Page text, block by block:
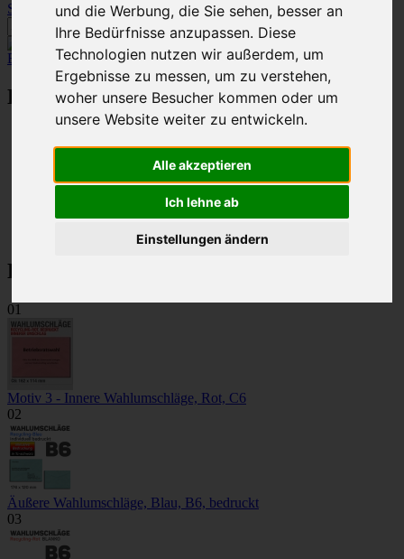
und die Werbung, die Sie sehen, besser an
Ihre Bedürfnisse anzupassen. Diese
Technologien nutzen wir außerdem, um
Ergebnisse zu messen, um zu verstehen,
woher unsere Besucher kommen oder um
unsere Website weiter zu entwickeln.
Alle akzeptieren
Ich lehne ab
Einstellungen ändern
Startseite»Betriebsratswahl
Erweiterte Suche »
Kategorien
Innere Wahlumschläge
Äußere Wahlumschläge
Zweiseitige Wahlumschläge
Selbstklebende Wahlumschläge
Stimmzettel
Bestseller
01
Motiv 3 - Innere Wahlumschläge, Rot, C6
02
Äußere Wahlumschläge, Blau, B6, bedruckt
03